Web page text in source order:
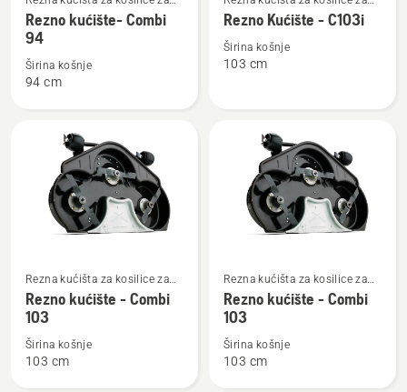
više
detalja
Rezno
vožnju s reznim kućištem
sprijeda namijenjene za
stambena područja
Rezno kućište- Combi
94
Širina košnje
94 cm
više
detalja
Rezno
vožnju s reznim kućištem
sprijeda namijenjene za
stambena područja
Rezno Kućište - C103i
Širina košnje
103 cm
više
detalja
Rezno
Rezna kućišta za kosilice za
vožnju s reznim kućištem
sprijeda namijenjene za
stambena područja
Rezno kućište - Combi
103
Širina košnje
103 cm
više
detalja
Rezno
Rezna kućišta za kosilice za
vožnju s reznim kućištem
sprijeda namijenjene za
stambena područja
Rezno kućište - Combi
103
Širina košnje
103 cm